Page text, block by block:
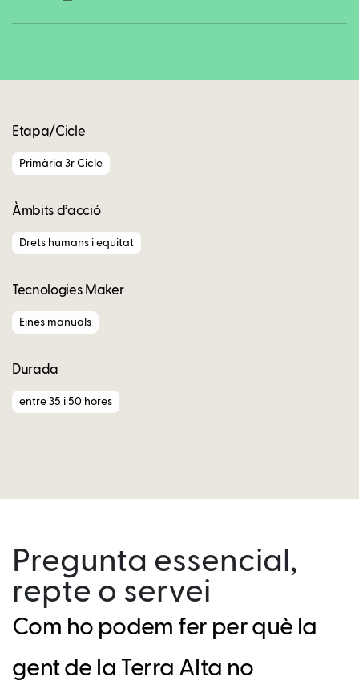
Etapa/Cicle
Primària 3r Cicle
Àmbits d’acció
Drets humans i equitat
Tecnologies Maker
Eines manuals
Durada
entre 35 i 50 hores
Pregunta essencial,
repte o servei
Com ho podem fer per què la
gent de la Terra Alta no